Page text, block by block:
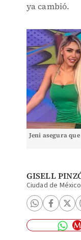
ya cambió.
Jeni asegura
GISELL
Ciudad de México